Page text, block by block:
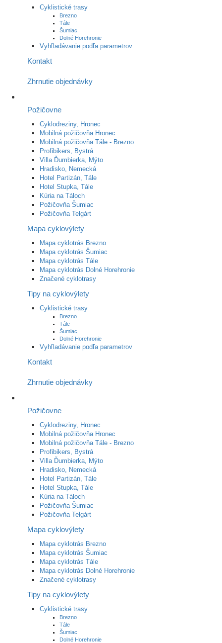
Cyklistické trasy
Brezno
Tále
Šumiac
Dolné Horehronie
Vyhľladávanie podľa parametrov
Kontakt
Zhrnutie objednávky
Požičovne
Cyklodreziny, Hronec
Mobilná požičovňa Hronec
Mobilná požičovňa Tále - Brezno
Profibikers, Bystrá
Villa Ďumbierka, Mýto
Hradisko, Nemecká
Hotel Partizán, Tále
Hotel Stupka, Tále
Kúria na Táloch
Požičovňa Šumiac
Požičovňa Telgárt
Mapa cyklovýlety
Mapa cyklotrás Brezno
Mapa cyklotrás Šumiac
Mapa cyklotrás Tále
Mapa cyklotrás Dolné Horehronie
Značené cyklotrasy
Tipy na cyklovýlety
Cyklistické trasy
Brezno
Tále
Šumiac
Dolné Horehronie
Vyhľladávanie podľa parametrov
Kontakt
Zhrnutie objednávky
Požičovne
Cyklodreziny, Hronec
Mobilná požičovňa Hronec
Mobilná požičovňa Tále - Brezno
Profibikers, Bystrá
Villa Ďumbierka, Mýto
Hradisko, Nemecká
Hotel Partizán, Tále
Hotel Stupka, Tále
Kúria na Táloch
Požičovňa Šumiac
Požičovňa Telgárt
Mapa cyklovýlety
Mapa cyklotrás Brezno
Mapa cyklotrás Šumiac
Mapa cyklotrás Tále
Mapa cyklotrás Dolné Horehronie
Značené cyklotrasy
Tipy na cyklovýlety
Cyklistické trasy
Brezno
Tále
Šumiac
Dolné Horehronie